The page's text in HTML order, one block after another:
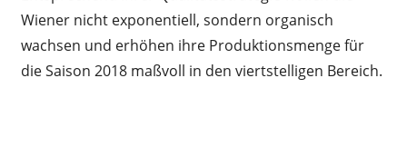
Wiener nicht exponentiell, sondern organisch
wachsen und erhöhen ihre Produktionsmenge für
die Saison 2018 maßvoll in den viertstelligen Bereich.